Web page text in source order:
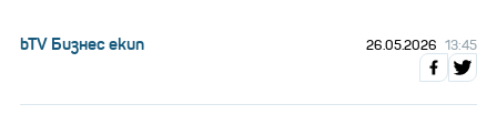
bTV Бизнес екип 26.05.2026 13:45